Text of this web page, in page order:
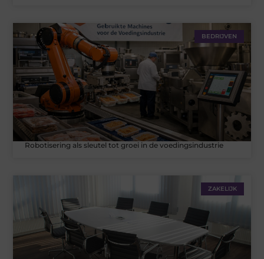
BEDRIJVEN
Robotisering als sleutel tot groei in de voedingsindustrie
ZAKELIJK